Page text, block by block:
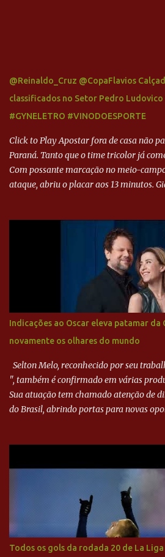
@Reinaldo_Cruz @CopaFlavios
classificados no Setor Pedro Ludovico
#GYNELETRO #VINODOESPORTE
Click to Play Apostar fora de casa não
Paraná. Tanto que o time tricolor já
Com possante marcação no meio-
ataque, abriu o placar aos 13 minutos.
Paraná ampliou a vantagem aos 21
desviou cruzamento de cabeça e,
direito de Harlei. O goleiro esmeraldino
bola, mas não o suficiente para desviar
Goiás era nulo, tanto que o Paraná
minutos, Jefferson cabeceou e Harlei fez
minutos depois, Wellington encheu o pé
goleiro rival, que novamente defendeu.
outra boa chance, mas parou no goleiro.
Indicações ao Oscar eleva patamar
novamente os olhares do mundo
Selton Melo, reconhecido por seu
", também é confirmado em várias
Sua atuação tem chamado atenção de
do Brasil, abrindo portas para novas
Todos os gols da rodada 20 de La